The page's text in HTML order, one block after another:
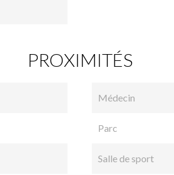
PROXIMITÉS
Médecin
Parc
Salle de sport